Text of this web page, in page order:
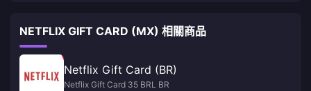
NETFLIX GIFT CARD (MX) 相關商品
Netflix Gift Card (BR)
Netflix Gift Card 35 BRL BR